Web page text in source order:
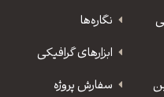
نگاره‌ها
ابزارهای گرافیکی
سفارش پروژه